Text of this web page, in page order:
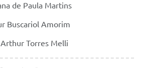
de Paula Martins
Buscariol Amorim
Torres Melli